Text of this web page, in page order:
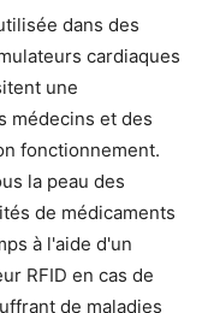
dans des
cardiaques
une
médecins et des
fonctionnement.
la peau des
de médicaments
à l'aide d'un
RFID en cas de
de maladies